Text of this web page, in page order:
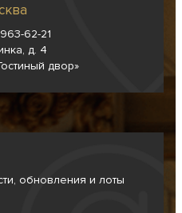
62-21
д. 4
двор»
обновления и лоты